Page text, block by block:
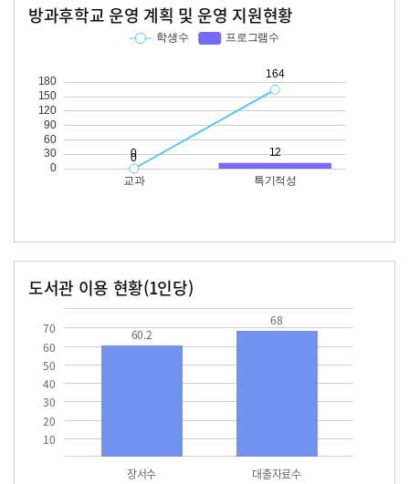
방과후학교 운영 계획 및 운영 지원현황
도서관 이용 현황(1인당)
10
20
30
40
50
60
70
장서수 대출자료수
60.2
68